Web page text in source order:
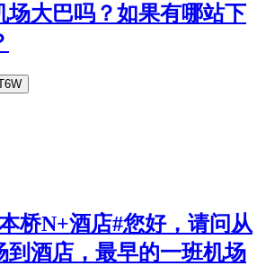
场大巴吗？如果有哪站下
桥N+酒店#您好，请问从
到酒店，最早的一班机场